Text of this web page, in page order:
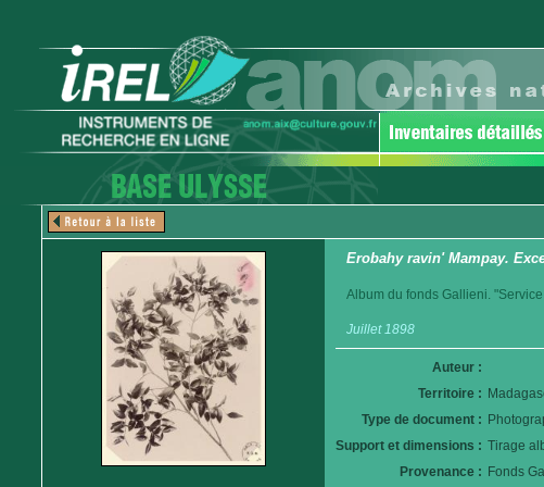
Erobahy ravin' Mampay.
Album du fonds Gallieni.
Juillet 1898
Auteur :
Territoire :
Type de document :
Support et dimensions : Tirage
Provenance : Fonds